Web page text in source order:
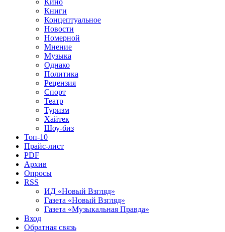
Книги
Концептуальное
Новости
Номерной
Мнение
Музыка
Однако
Политика
Рецензия
Спорт
Театр
Туризм
Хайтек
Шоу-биз
Топ-10
Прайс-лист
PDF
Архив
Опросы
RSS
ИД «Новый Взгляд»
Газета «Новый Взгляд»
Газета «Музыкальная Правда»
Вход
Обратная связь